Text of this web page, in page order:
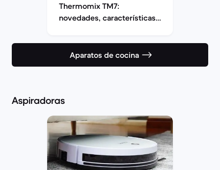
Thermomix TM7:
novedades, características
Aparatos de cocina
Aspiradoras